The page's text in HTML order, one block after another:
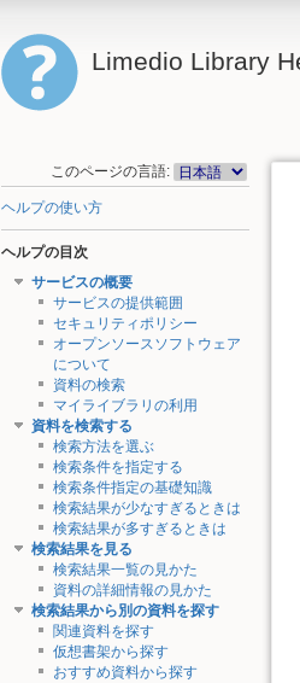
Limedio Library
このページの言語:
ヘルプの使い方
ヘルプの目次
サービスの概要
サービスの提供範囲
セキュリティポリシー
オープンソースソフトウェア
について
資料の検索
マイライブラリの利用
資料を検索する
検索方法を選ぶ
検索条件を指定する
検索条件指定の基礎知識
検索結果が少なすぎるときは
検索結果が多すぎるときは
検索結果を見る
検索結果一覧の見かた
資料の詳細情報の見かた
検索結果から別の資料を探す
関連資料を探す
仮想書架から探す
おすすめ資料から探す